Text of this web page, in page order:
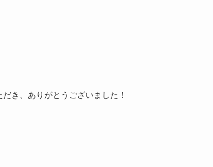
き、ありがとうございました！